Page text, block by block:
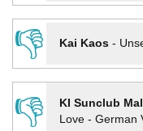
👎
Kai Kaos-
👎
KI Sunclub
Love - German